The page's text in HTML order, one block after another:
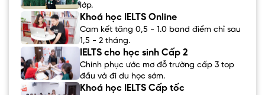
lớp.
Khoá học IELTS Online
Cam kết tăng 0,5 - 1.0 band điểm chỉ sau
1,5 - 2 tháng.
IELTS cho học sinh Cấp 2
Chinh phục ước mơ đỗ trường cấp 3 top
đầu và đi du học sớm.
Khoá học IELTS Cấp tốc